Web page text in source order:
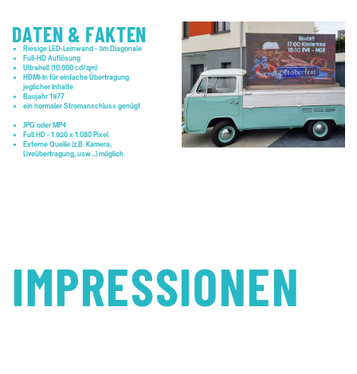
DATEN & FAKTEN
Riesige LED-Leinwand - 3m Diagonale
Full-HD Auflösung
Ultrahell (10.000 cd/qm)
HDMI-In für einfache Übertragung
jeglicher Inhalte
Baujahr 1977
ein normaler Stromanschluss genügt
JPG oder MP4
Full HD - 1.920 x 1.080 Pixel
Externe Quelle (z.B. Kamera,
Liveübertragung, usw...) möglich
IMPRESSIONEN